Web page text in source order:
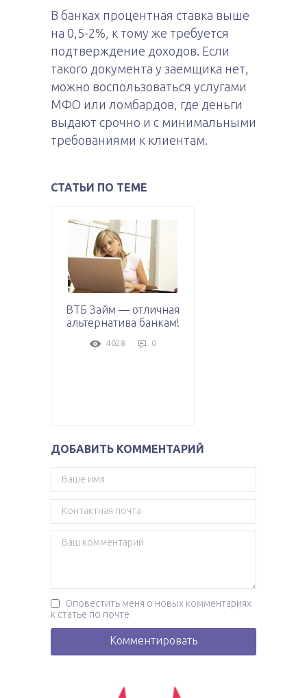
В банках процентная ставка выше
на 0,5-2%, к тому же требуется
подтверждение доходов. Если
такого документа у заемщика нет,
можно воспользоваться услугами
МФО или ломбардов, где деньги
выдают срочно и с минимальными
требованиями к клиентам.
СТАТЬИ ПО ТЕМЕ
ВТБ Займ — отличная
альтернатива банкам!
4028 0
ДОБАВИТЬ КОММЕНТАРИЙ
Оповестить меня о новых комментариях
к статье по почте